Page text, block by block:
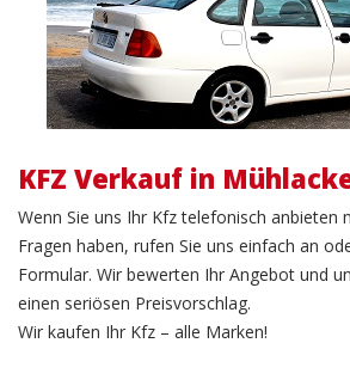
KFZ Verkauf in
Wenn Sie uns Ihr Kfz telefonisch anbieten
Fragen haben, rufen Sie uns einfach an
Formular. Wir bewerten Ihr Angebot und
einen seriösen Preisvorschlag.
Wir kaufen Ihr Kfz – alle Marken!